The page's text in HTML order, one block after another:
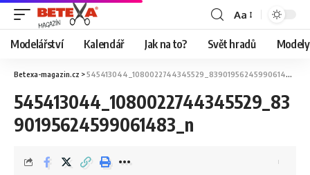
Aa
Modelářství Kalendář Jak na to? Svět hradů
Betexa-magazin.cz >545413044_1080022744345529_8390195624599061483_n
545413044_1080022744345529_83
90195624599061483_n